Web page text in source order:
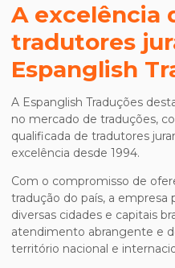
A excelência
tradutores
Espanglish
A Espanglish Traduções
no mercado de traduções,
qualificada de tradutores
excelência desde 1994.
Com o compromisso de
tradução do país, a empresa
diversas cidades e capitais
atendimento abrangente e
território nacional e